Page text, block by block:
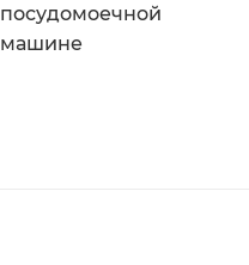
посудомоечной
машине